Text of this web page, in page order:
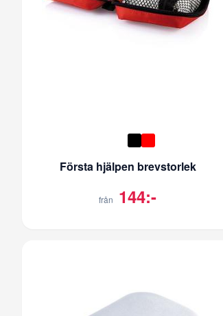
Första hjälpen brevstorlek
från 144:-